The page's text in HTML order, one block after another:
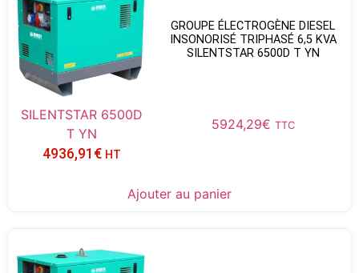
GROUPE ÉLECTROGÈNE DIESEL
INSONORISÉ TRIPHASÉ 6,5 KVA
SILENTSTAR 6500D T YN
SILENTSTAR 6500D
T YN
5924,29€ TTC
4936,91 € HT
Ajouter au panier